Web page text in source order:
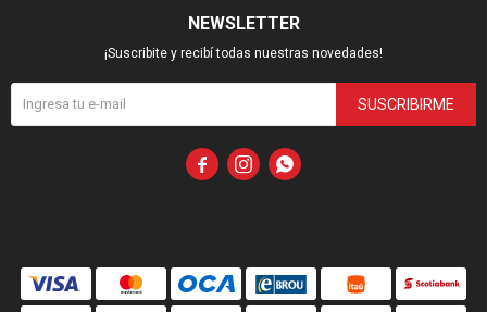
NEWSLETTER
¡Suscribite y recibí todas nuestras novedades!
SUSCRIBIRME
  